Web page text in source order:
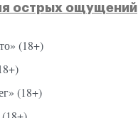
острых ощущений
(18+)
(18+)